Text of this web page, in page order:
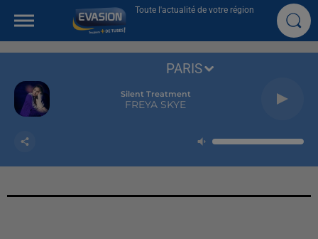
Toute l'actualité de votre région
Silent Treatment
FREYA SKYE
PARIS